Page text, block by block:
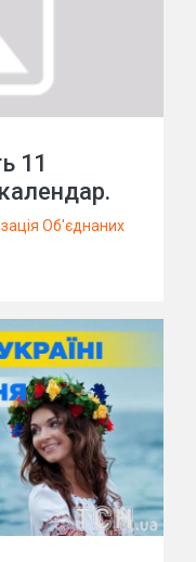
11
Об'єднаних